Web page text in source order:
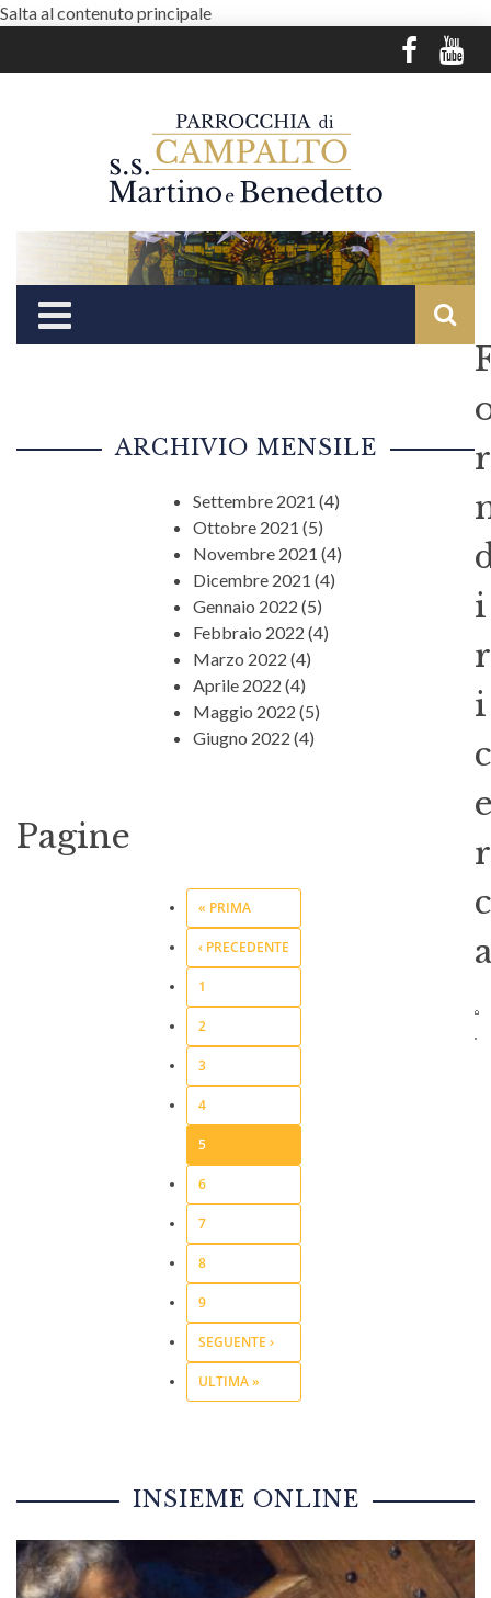
Salta al contenuto principale
r
i
r
i
c
r
c
ARCHIVIO MENSILE
Settembre 2021 (4)
Ottobre 2021 (5)
Novembre 2021 (4)
Dicembre 2021 (4)
Gennaio 2022 (5)
Febbraio 2022 (4)
Marzo 2022 (4)
Aprile 2022 (4)
Maggio 2022 (5)
Giugno 2022 (4)
Pagine
« PRIMA
‹ PRECEDENTE
1
2
3
4
5
6
7
8
9
SEGUENTE ›
ULTIMA »
INSIEME ONLINE